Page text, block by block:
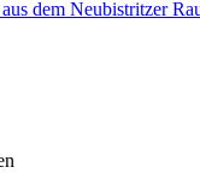
dem Neubistritzer